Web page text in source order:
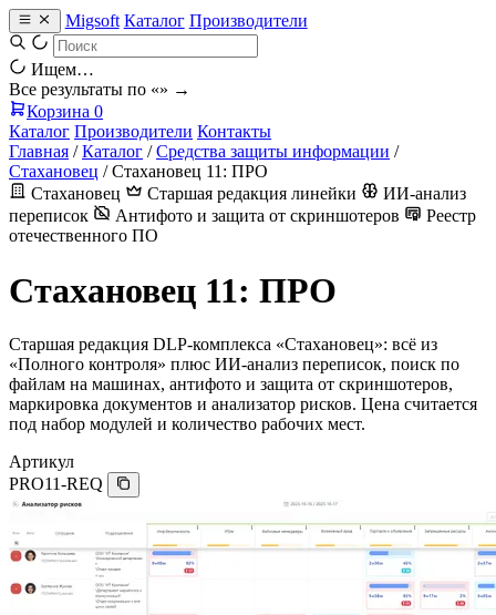
Migsoft Каталог Производители
Ищем…
Все результаты по «» →
Корзина 0
Каталог Производители Контакты
Главная / Каталог / Средства защиты информации /
Стахановец / Стахановец 11: ПРО
Стахановец
Старшая редакция линейки
ИИ-анализ
переписок
Антифото и защита от скриншотеров
Реестр
отечественного ПО
Стахановец 11: ПРО
Старшая редакция DLP-комплекса «Стахановец»: всё из
«Полного контроля» плюс ИИ-анализ переписок, поиск по
файлам на машинах, антифото и защита от скриншотеров,
маркировка документов и анализатор рисков. Цена считается
под набор модулей и количество рабочих мест.
Артикул
PRO11-REQ